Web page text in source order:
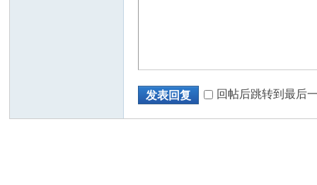
发表回复 回帖后跳转到最后